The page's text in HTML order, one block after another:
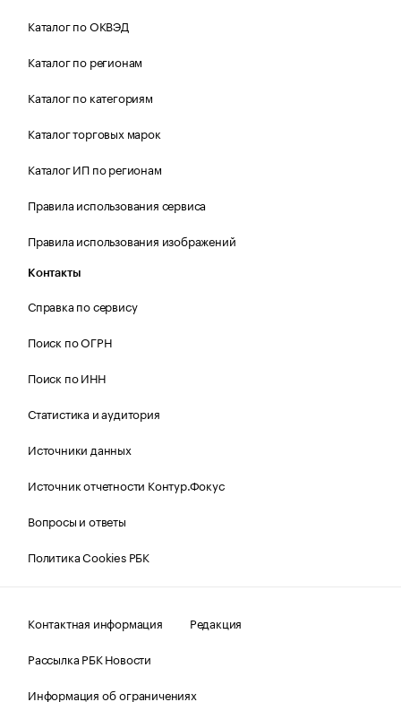
Каталог по ОКВЭД
Каталог по регионам
Каталог по категориям
Каталог торговых марок
Каталог ИП по регионам
Правила использования сервиса
Правила использования изображений
Контакты
Справка по сервису
Поиск по ОГРН
Поиск по ИНН
Статистика и аудитория
Источники данных
Источник отчетности Контур.Фокус
Вопросы и ответы
Политика Cookies РБК
Контактная информация
Редакция
Рассылка РБК Новости
Информация об ограничениях